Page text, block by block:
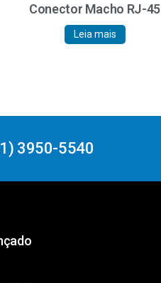
Conector Macho RJ-45
Leia mais
3950-5540